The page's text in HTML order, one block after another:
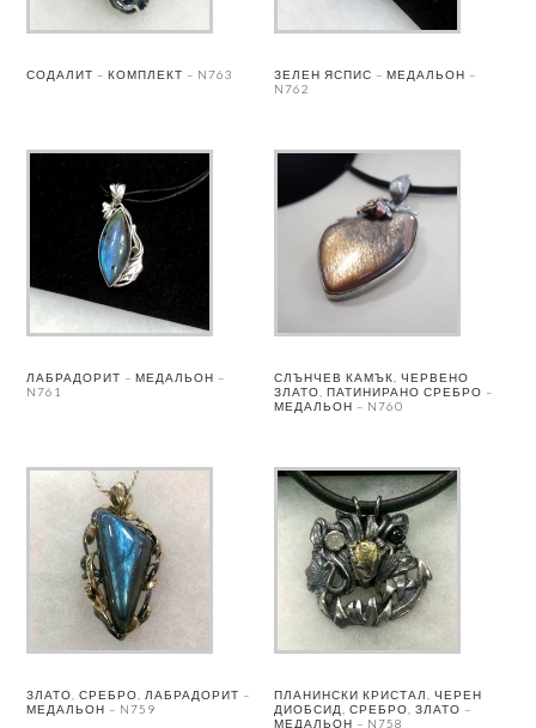
СОДАЛИТ – КОМПЛЕКТ – N763
ЗЕЛЕН ЯСПИС – МЕДАЛЬОН –
N762
ЛАБРАДОРИТ – МЕДАЛЬОН –
N761
СЛЪНЧЕВ КАМЪК, ЧЕРВЕНО
ЗЛАТО, ПАТИНИРАНО СРЕБРО –
МЕДАЛЬОН – N760
ЗЛАТО, СРЕБРО, ЛАБРАДОРИТ –
МЕДАЛЬОН – N759
ПЛАНИНСКИ КРИСТАЛ, ЧЕРЕН
ДИОБСИД, СРЕБРО, ЗЛАТО –
МЕДАЛЬОН – N758